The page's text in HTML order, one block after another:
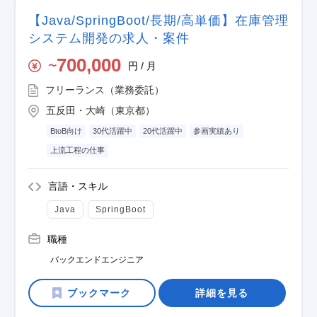
【Java/SpringBoot/長期/高単価】在庫管理
システム開発の求人・案件
〜700,000 円 / 月
フリーランス（業務委託）
五反田・大崎（東京都）
BtoB向け 30代活躍中 20代活躍中 参画実績あり
上流工程の仕事
言語・スキル
Java SpringBoot
職種
バックエンドエンジニア
詳細を見る